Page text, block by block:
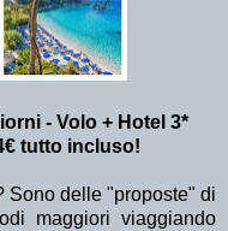
- Volo + Hotel 3*
tutto incluso!
Sono delle "proposte" di
maggiori viaggiando